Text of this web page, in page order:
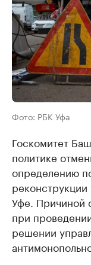
Фото: РБК Уфа
Госкомитет
политике
определению
Уфе. Причиной
при
решении